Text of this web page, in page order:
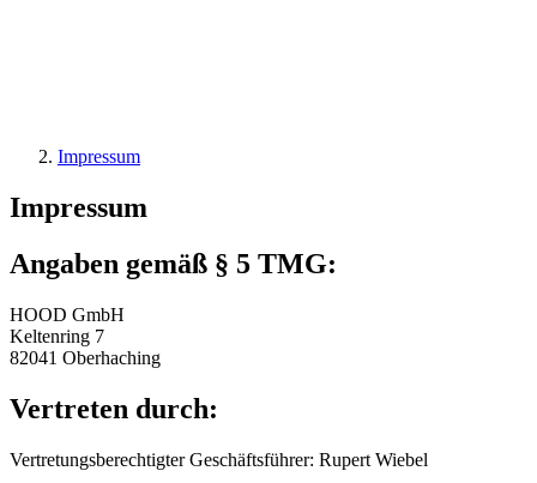
Impressum
Impressum
Angaben gemäß § 5 TMG:
HOOD GmbH
Keltenring 7
82041 Oberhaching
Vertreten durch:
Vertretungsberechtigter Geschäftsführer: Rupert Wiebel